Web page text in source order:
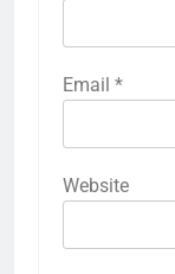
Email *
Website